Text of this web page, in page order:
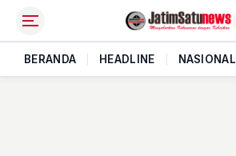
BERANDA HEADLINE NASIONAL